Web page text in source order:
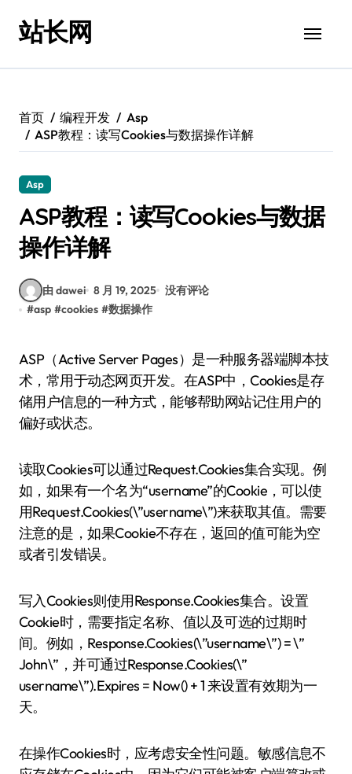
站长网
首页 编程开发
Asp
ASP教程：读写Cookies与数据操作详解
Asp
ASP教程：读写Cookies与数据
操作详解
由 dawei 8 月 19, 2025 没有评论
#asp #cookies #数据操作
ASP（Active Server Pages）是一种服务器端脚本技
术，常用于动态网页开发。在ASP中，Cookies是存
储用户信息的一种方式，能够帮助网站记住用户的
偏好或状态。
读取Cookies可以通过Request.Cookies集合实现。例
如，如果有一个名为“username”的Cookie，可以使
用Request.Cookies(\”username\”)来获取其值。需要
注意的是，如果Cookie不存在，返回的值可能为空
或者引发错误。
写入Cookies则使用Response.Cookies集合。设置
Cookie时，需要指定名称、值以及可选的过期时
间。例如，Response.Cookies(\”username\”) = \”
John\”，并可通过Response.Cookies(\”
username\”).Expires = Now() + 1 来设置有效期为一
天。
在操作Cookies时，应考虑安全性问题。敏感信息不